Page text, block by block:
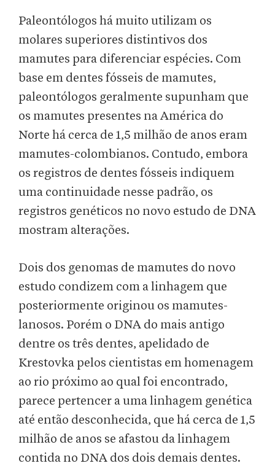
Paleontólogos há muito utilizam os
molares superiores distintivos dos
mamutes para diferenciar espécies. Com
base em dentes fósseis de mamutes,
paleontólogos geralmente supunham que
os mamutes presentes na América do
Norte há cerca de 1,5 milhão de anos eram
mamutes-colombianos. Contudo, embora
os registros de dentes fósseis indiquem
uma continuidade nesse padrão, os
registros genéticos no novo estudo de DNA
mostram alterações.
Dois dos genomas de mamutes do novo
estudo condizem com a linhagem que
posteriormente originou os mamutes-
lanosos. Porém o DNA do mais antigo
dentre os três dentes, apelidado de
Krestovka pelos cientistas em homenagem
ao rio próximo ao qual foi encontrado,
parece pertencer a uma linhagem genética
até então desconhecida, que há cerca de 1,5
milhão de anos se afastou da linhagem
contida no DNA dos dois demais dentes.